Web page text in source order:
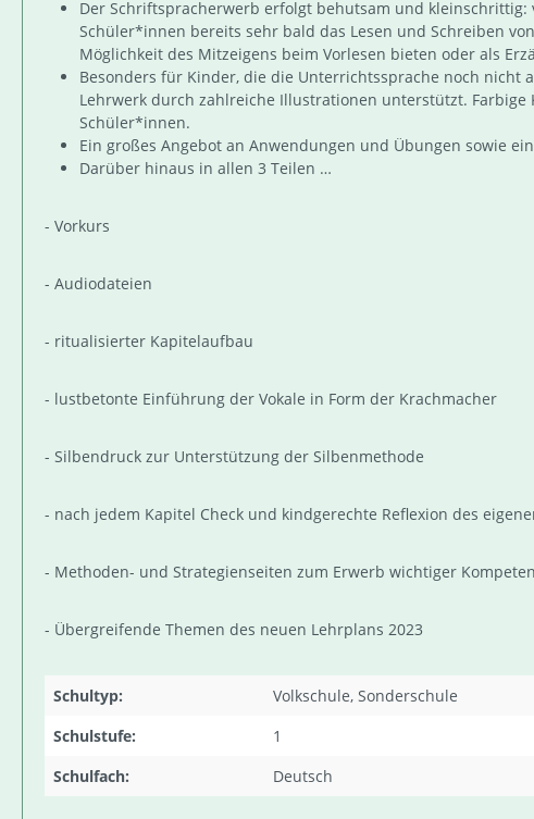
Der Schriftspracherwerb erfolgt behutsam und
Schüler*innen bereits sehr bald das Lesen und Schreiben
Möglichkeit des Mitzeigens beim Vorlesen bieten oder als
Besonders für Kinder, die die Unterrichtssprache noch nicht
Lehrwerk durch zahlreiche Illustrationen unterstützt.
Schüler*innen.
Ein großes Angebot an Anwendungen und Übungen sowie
Darüber hinaus in allen 3 Teilen …
- Vorkurs
- Audiodateien
- ritualisierter Kapitelaufbau
- lustbetonte Einführung der Vokale in Form der Krachmacher
- Silbendruck zur Unterstützung der Silbenmethode
- nach jedem Kapitel Check und kindgerechte Reflexion des
- Methoden- und Strategienseiten zum Erwerb wichtiger
- Übergreifende Themen des neuen Lehrplans 2023
Schultyp:
Volkschule, Sonderschule
Schulstufe:
1
Schulfach:
Deutsch